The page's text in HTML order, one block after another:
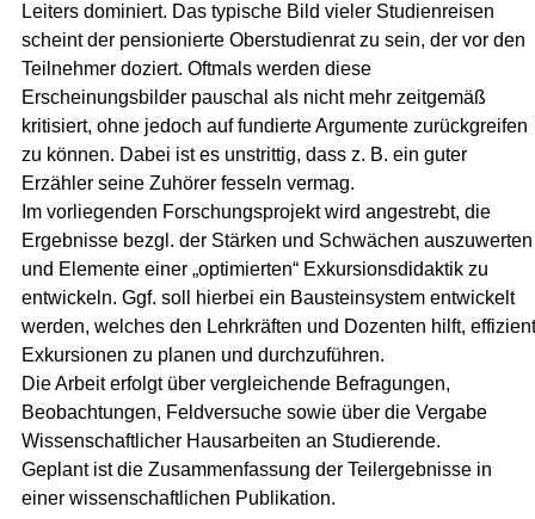
Leiters dominiert. Das typische Bild vieler Studienreisen
scheint der pensionierte Oberstudienrat zu sein, der vor den
Teilnehmer doziert. Oftmals werden diese
Erscheinungsbilder pauschal als nicht mehr zeitgemäß
kritisiert, ohne jedoch auf fundierte Argumente zurückgreifen
zu können. Dabei ist es unstrittig, dass z. B. ein guter
Erzähler seine Zuhörer fesseln vermag.
Im vorliegenden Forschungsprojekt wird angestrebt, die
Ergebnisse bezgl. der Stärken und Schwächen auszuwerten
und Elemente einer „optimierten“ Exkursionsdidaktik zu
entwickeln. Ggf. soll hierbei ein Bausteinsystem entwickelt
werden, welches den Lehrkräften und Dozenten hilft, effizient
Exkursionen zu planen und durchzuführen.
Die Arbeit erfolgt über vergleichende Befragungen,
Beobachtungen, Feldversuche sowie über die Vergabe
Wissenschaftlicher Hausarbeiten an Studierende.
Geplant ist die Zusammenfassung der Teilergebnisse in
einer wissenschaftlichen Publikation.